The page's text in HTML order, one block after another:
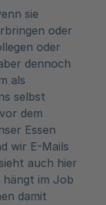
sie
oder
oder
dennoch
als
selbst
dem
Essen
wir E-Mails
auch hier
hängt im Job
damit